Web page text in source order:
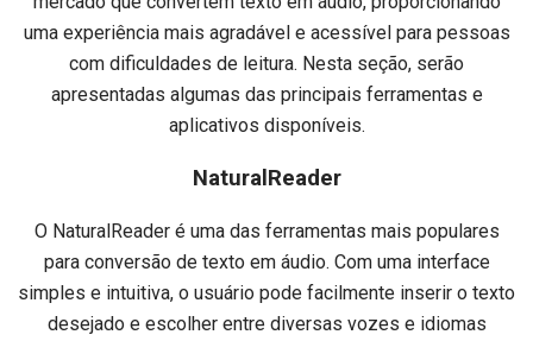
uma experiência mais agradável e acessível para pessoas
com dificuldades de leitura. Nesta seção, serão
apresentadas algumas das principais ferramentas e
aplicativos disponíveis.
NaturalReader
O NaturalReader é uma das ferramentas mais populares
para conversão de texto em áudio. Com uma interface
simples e intuitiva, o usuário pode facilmente inserir o texto
desejado e escolher entre diversas vozes e idiomas